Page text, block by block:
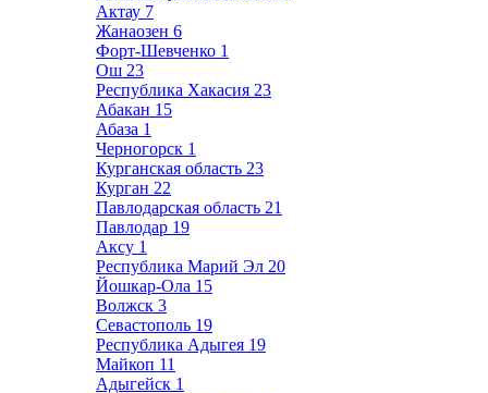
Актау 7
Жанаозен 6
Форт-Шевченко 1
Ош 23
Республика Хакасия 23
Абакан 15
Абаза 1
Черногорск 1
Курганская область 23
Курган 22
Павлодарская область 21
Павлодар 19
Аксу 1
Республика Марий Эл 20
Йошкар-Ола 15
Волжск 3
Севастополь 19
Республика Адыгея 19
Майкоп 11
Адыгейск 1